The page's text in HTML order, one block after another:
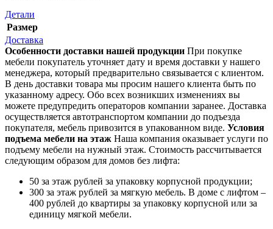
Детали
Размер
Доставка
Особенности доставки нашей продукции При покупке
мебели покупатель уточняет дату и время доставки у нашего
менеджера, который предварительно связывается с клиентом.
В день доставки товара мы просим нашего клиента быть по
указанному адресу. Обо всех возникших изменениях вы
можете предупредить операторов компании заранее. Доставка
осуществляется автотранспортом компании до подъезда
покупателя, мебель привозится в упакованном виде. Условия
подъема мебели на этаж Наша компания оказывает услуги по
подъему мебели на нужный этаж. Стоимость рассчитывается
следующим образом для домов без лифта:
50 за этаж рублей за упаковку корпусной продукции;
300 за этаж рублей за мягкую мебель. В доме с лифтом –
400 рублей до квартиры за упаковку корпусной или за
единицу мягкой мебели.